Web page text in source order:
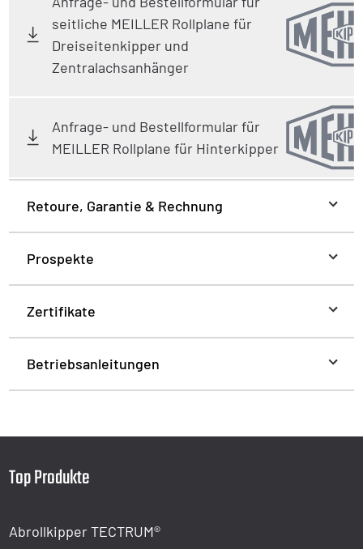
seitliche MEILLER Rollplane für
Dreiseitenkipper und
Zentralachsanhänger
Anfrage- und Bestellformular für
MEILLER Rollplane für Hinterkipper
Retoure, Garantie & Rechnung
Prospekte
Zertifikate
Betriebsanleitungen
Top Produkte
Abrollkipper TECTRUM®